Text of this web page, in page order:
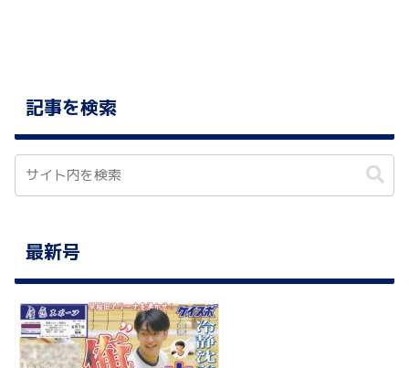
記事を検索
最新号